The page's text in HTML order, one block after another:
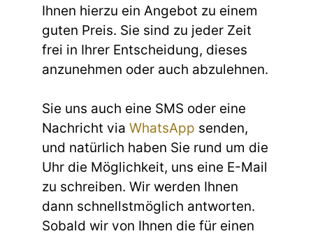
Ihnen hierzu ein Angebot zu einem
guten Preis. Sie sind zu jeder Zeit
frei in Ihrer Entscheidung, dieses
anzunehmen oder auch abzulehnen.
Sie uns auch eine SMS oder eine
Nachricht via WhatsApp senden,
und natürlich haben Sie rund um die
Uhr die Möglichkeit, uns eine E-Mail
zu schreiben. Wir werden Ihnen
dann schnellstmöglich antworten.
Sobald wir von Ihnen die für einen